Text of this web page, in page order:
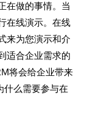
在做的事情。当
在线演示。在线
来为您演示和介
适合企业需求的
将会给企业带来
什么需要参与在